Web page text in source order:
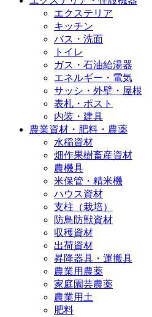
エクステリア
キッチン
バス・洗面
トイレ
ガス・石油給湯器
エネルギー・電気
サッシ・外壁・屋根
表札・ポスト
内装・建具
農業資材・肥料・農薬
水稲資材
畑作果樹畜産資材
農機具
米保管・精米機
ハウス資材
支柱（栽培）
防鳥防獣資材
収穫資材
出荷資材
昇降器具・運搬具
農業用農薬
家庭園芸農薬
農業用土
肥料